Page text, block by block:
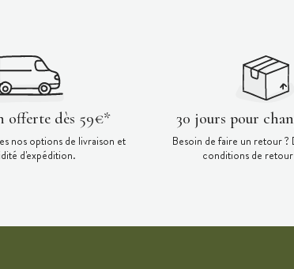
offerte dès 59€*
nos options de livraison et
d'expédition.
30 jours pour
Besoin de faire un retour ?
conditions de